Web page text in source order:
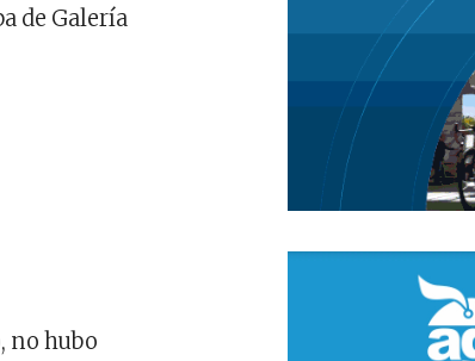
de Galería
no hubo